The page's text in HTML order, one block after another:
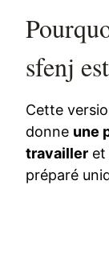
sfenj
Cette
donne une
travailler et
préparé